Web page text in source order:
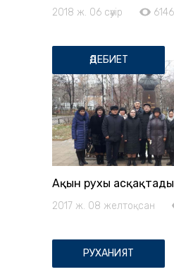
2018 ж. 06 сәуір 6146
ӘДЕБИЕТ
Ақын рухы асқақтады
2017 ж. 08 желтоқсан
РУХАНИЯТ